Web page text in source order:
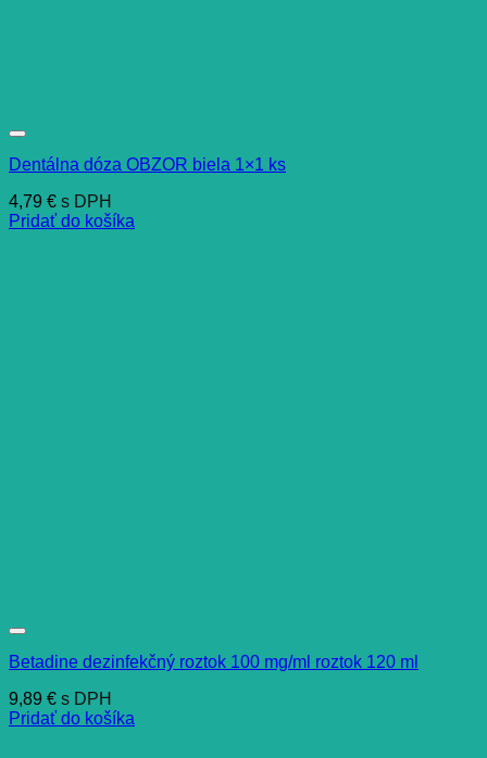
Dentálna dóza OBZOR biela 1×1 ks
4,79 € s DPH
Pridať do košíka
Betadine dezinfekčný roztok 100 mg/ml roztok 120 ml
9,89 € s DPH
Pridať do košíka